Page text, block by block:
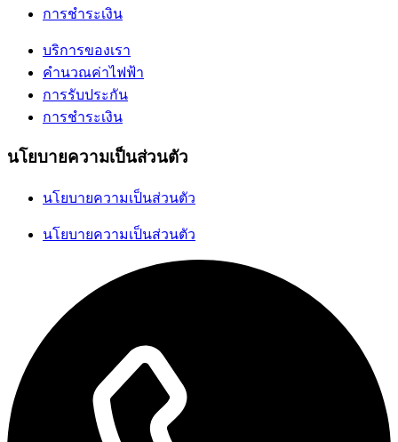
การชำระเงิน
บริการของเรา
คำนวณค่าไฟฟ้า
การรับประกัน
การชำระเงิน
นโยบายความเป็นส่วนตัว
นโยบายความเป็นส่วนตัว
นโยบายความเป็นส่วนตัว